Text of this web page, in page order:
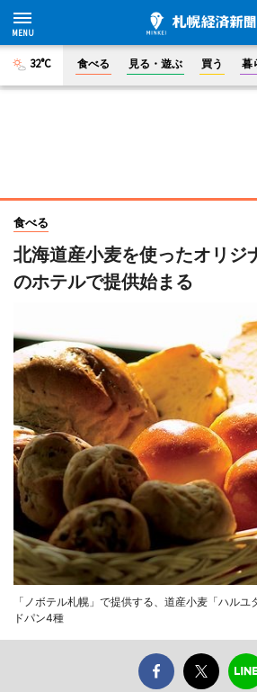
32°C 食べる 見る・遊ぶ 買う 暮
食べる
北海道産小麦を使ったオリジ
のホテルで提供始まる
「ノボテル札幌」で提供する、道産小麦「ハル
ドパン4種